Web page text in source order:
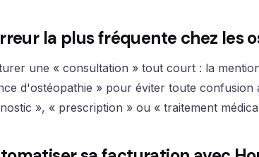
la plus fréquente chez les
une « consultation » tout court : la
d'ostéopathie » pour éviter toute confusion
», « prescription » ou « traitement